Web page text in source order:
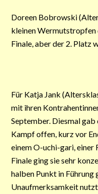
Doreen Bobrowski
kleinen Wermutstropfen
Finale, aber der 2. Platz
Für Katja Jank
mit ihren
September. Diesmal gab
Kampf offen, kurz vor
einem O-uchi-gari, einer
Finale ging sie sehr
halben Punkt in Führung
Unaufmerksamkeit